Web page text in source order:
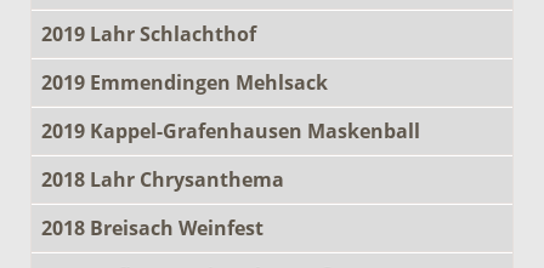
2019 Lahr Schlachthof
2019 Emmendingen Mehlsack
2019 Kappel-Grafenhausen Maskenball
2018 Lahr Chrysanthema
2018 Breisach Weinfest